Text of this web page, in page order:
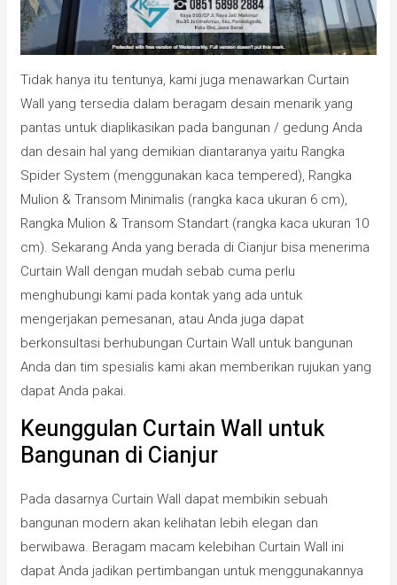
Tidak hanya itu tentunya, kami juga menawarkan Curtain
Wall yang tersedia dalam beragam desain menarik yang
pantas untuk diaplikasikan pada bangunan / gedung Anda
dan desain hal yang demikian diantaranya yaitu Rangka
Spider System (menggunakan kaca tempered), Rangka
Mulion & Transom Minimalis (rangka kaca ukuran 6 cm),
Rangka Mulion & Transom Standart (rangka kaca ukuran 10
cm). Sekarang Anda yang berada di Cianjur bisa menerima
Curtain Wall dengan mudah sebab cuma perlu
menghubungi kami pada kontak yang ada untuk
mengerjakan pemesanan, atau Anda juga dapat
berkonsultasi berhubungan Curtain Wall untuk bangunan
Anda dan tim spesialis kami akan memberikan rujukan yang
dapat Anda pakai.
Keunggulan Curtain Wall untuk
Bangunan di Cianjur
Pada dasarnya Curtain Wall dapat membikin sebuah
bangunan modern akan kelihatan lebih elegan dan
berwibawa. Beragam macam kelebihan Curtain Wall ini
dapat Anda jadikan pertimbangan untuk menggunakannya